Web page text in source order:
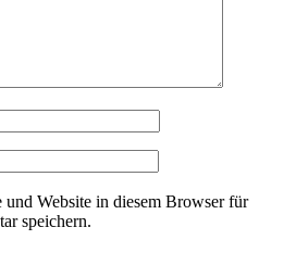
Website in diesem Browser für
speichern.